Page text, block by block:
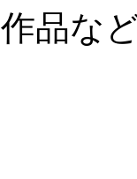
品な